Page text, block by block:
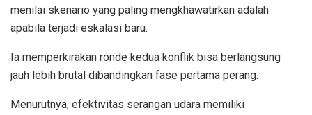
menilai skenario yang paling mengkhawatirkan adalah
apabila terjadi eskalasi baru.
Ia memperkirakan ronde kedua konflik bisa berlangsung
jauh lebih brutal dibandingkan fase pertama perang.
Menurutnya, efektivitas serangan udara memiliki